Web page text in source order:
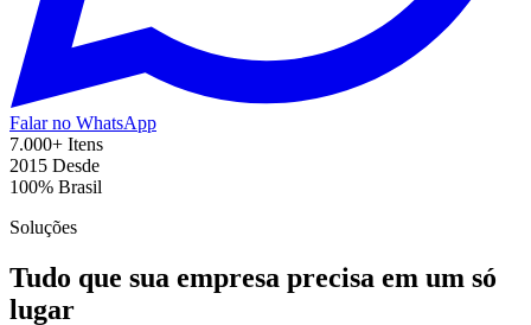
Falar no WhatsApp
7.000+ Itens
2015 Desde
100% Brasil
Soluções
Tudo que sua empresa precisa em um só
lugar